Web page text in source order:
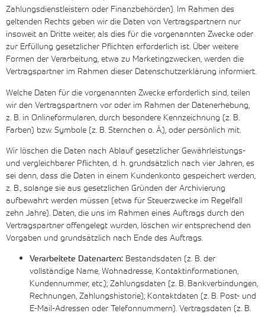
Zahlungsdienstleistern oder Finanzbehörden). Im Rahmen des
geltenden Rechts geben wir die Daten von Vertragspartnern nur
insoweit an Dritte weiter, als dies für die vorgenannten Zwecke oder
zur Erfüllung gesetzlicher Pflichten erforderlich ist. Über weitere
Formen der Verarbeitung, etwa zu Marketingzwecken, werden die
Vertragspartner im Rahmen dieser Datenschutzerklärung informiert.
Welche Daten für die vorgenannten Zwecke erforderlich sind, teilen
wir den Vertragspartnern vor oder im Rahmen der Datenerhebung,
z. B. in Onlineformularen, durch besondere Kennzeichnung (z. B.
Farben) bzw. Symbole (z. B. Sternchen o. Ä.), oder persönlich mit.
Wir löschen die Daten nach Ablauf gesetzlicher Gewährleistungs-
und vergleichbarer Pflichten, d. h. grundsätzlich nach vier Jahren, es
sei denn, dass die Daten in einem Kundenkonto gespeichert werden,
z. B., solange sie aus gesetzlichen Gründen der Archivierung
aufbewahrt werden müssen (etwa für Steuerzwecke im Regelfall
zehn Jahre). Daten, die uns im Rahmen eines Auftrags durch den
Vertragspartner offengelegt wurden, löschen wir entsprechend den
Vorgaben und grundsätzlich nach Ende des Auftrags.
Verarbeitete Datenarten: Bestandsdaten (z. B. der
vollständige Name, Wohnadresse, Kontaktinformationen,
Kundennummer, etc.); Zahlungsdaten (z. B. Bankverbindungen,
Rechnungen, Zahlungshistorie); Kontaktdaten (z. B. Post- und
E-Mail-Adressen oder Telefonnummern). Vertragsdaten (z. B.